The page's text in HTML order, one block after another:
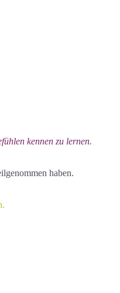
kennen zu lernen.
haben.